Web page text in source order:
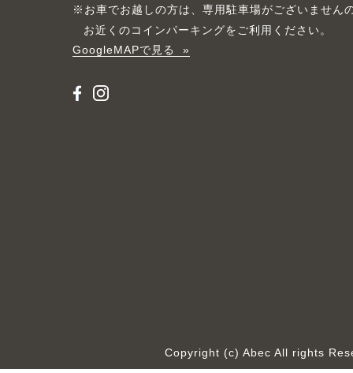
※お車でお越しの方は、専用駐車場がございません
お近くのコインパーキングをご利用ください。
GoogleMAPで見る
Copyright (c) Abec All rights